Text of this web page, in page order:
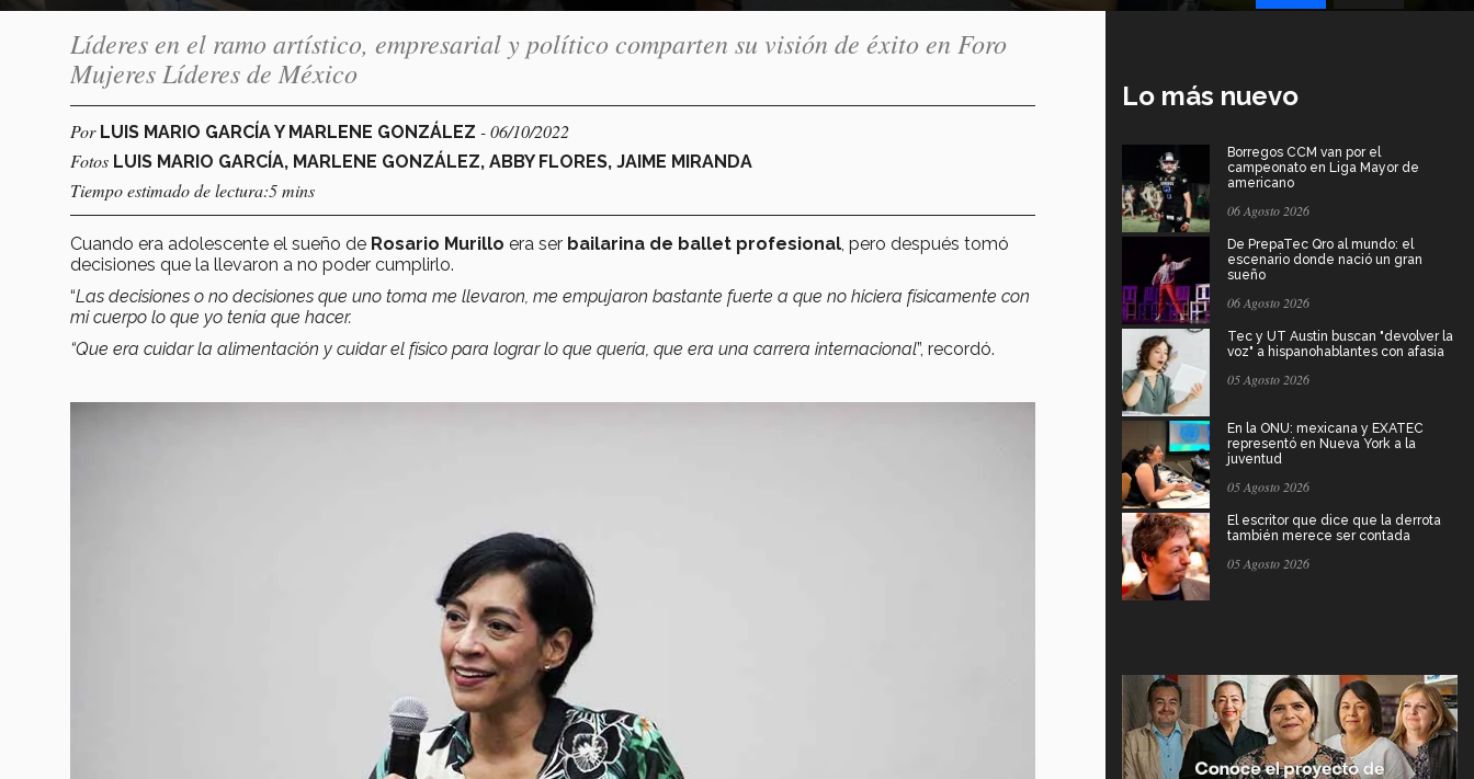
Líderes en el ramo artístico, empresarial y político comparten su visión de éxito en Foro
Mujeres Líderes de México
Por LUIS MARIO GARCÍA Y MARLENE GONZÁLEZ - 06/10/2022
Fotos LUIS MARIO GARCÍA, MARLENE GONZÁLEZ, ABBY FLORES, JAIME MIRANDA
Tiempo estimado de lectura:5 mins
Cuando era adolescente el sueño de Rosario Murillo era ser bailarina de ballet profesional , pero después tomó
decisiones que la llevaron a no poder cumplirlo.
“Las decisiones o no decisiones que uno toma me llevaron, me empujaron bastante fuerte a que no hiciera físicamente con
mi cuerpo lo que yo tenía que hacer.
“Que era cuidar la alimentación y cuidar el físico para lograr lo que quería, que era una carrera internacional”, recordó.
Lo más nuevo
Borregos CCM van por el
campeonato en Liga Mayor de
americano
06 Agosto 2026
De PrepaTec Qro al mundo: el
escenario donde nació un gran
sueño
06 Agosto 2026
Tec y UT Austin buscan "devolver la
voz" a hispanohablantes con afasia
05 Agosto 2026
En la ONU: mexicana y EXATEC
representó en Nueva York a la
juventud
05 Agosto 2026
El escritor que dice que la derrota
también merece ser contada
05 Agosto 2026